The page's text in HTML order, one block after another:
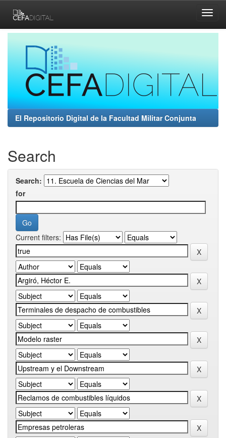
navigation
El Repositorio Digital de la Facultad Militar Conjunta
Search
Search:
for
Current filters: